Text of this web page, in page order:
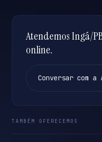
Atendemos Ingá/
online.
Conversar com a
TAMBÉM OFERECEMOS